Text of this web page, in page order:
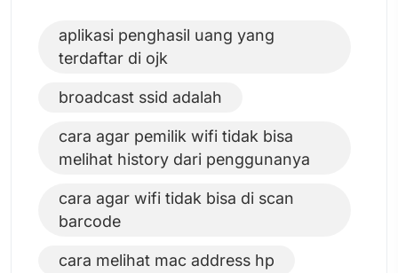
aplikasi penghasil uang yang
terdaftar di ojk
broadcast ssid adalah
cara agar pemilik wifi tidak bisa
melihat history dari penggunanya
cara agar wifi tidak bisa di scan
barcode
cara melihat mac address hp